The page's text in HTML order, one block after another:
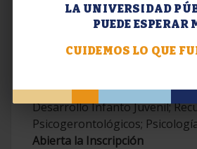
LA UNIVERSIDAD
PUEDE ESPERAR
CUIDEMOS LO QUE
Extensión.
Contemporáneas;
Desarrollo Infanto Juvenil;
Psicogerontológicos;
Abierta la Inscripción